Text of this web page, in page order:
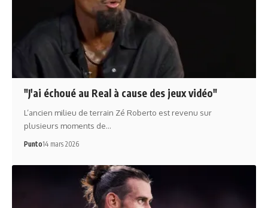
"J'ai échoué au Real à cause des jeux vidéo"
L’ancien milieu de terrain Zé Roberto est revenu sur
plusieurs moments de…
Punto14 mars 2026